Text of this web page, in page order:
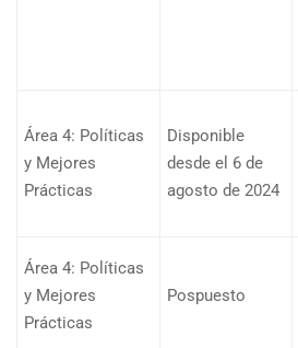
Área 4: Políticas
y Mejores
Prácticas
Disponible
desde el 6 de
agosto de 2024
Área 4: Políticas
y Mejores
Prácticas
Pospuesto